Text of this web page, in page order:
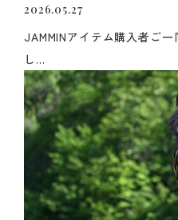
2026.05.27
JAMMINアイテム購入者ご
し...